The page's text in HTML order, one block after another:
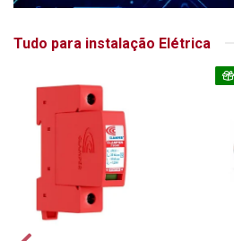
Tudo para instalação Elétrica